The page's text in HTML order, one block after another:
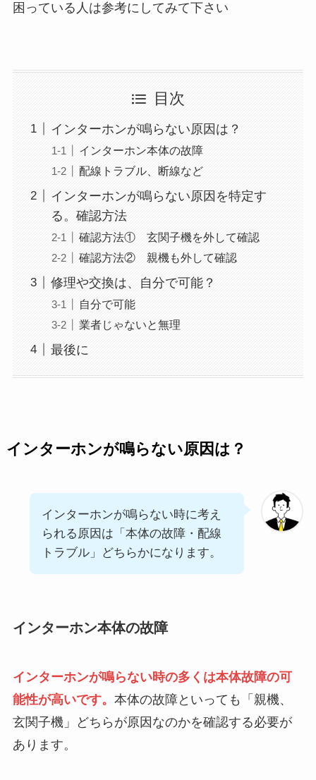
困っている人は参考にしてみて下さい
目次
インターホンが鳴らない原因は？
インターホン本体の故障
配線トラブル、断線など
インターホンが鳴らない原因を特定す
る。確認方法
確認方法① 玄関子機を外して確認
確認方法② 親機も外して確認
修理や交換は、自分で可能？
自分で可能
業者じゃないと無理
最後に
インターホンが鳴らない原因は？
インターホンが鳴らない時に考え
られる原因は「本体の故障・配線
トラブル」どちらかになります。
インターホン本体の故障
インターホンが鳴らない時の多くは本体故障の可
能性が高いです。 本体の故障といっても「親機、
玄関子機」どちらが原因なのかを確認する必要が
あります。